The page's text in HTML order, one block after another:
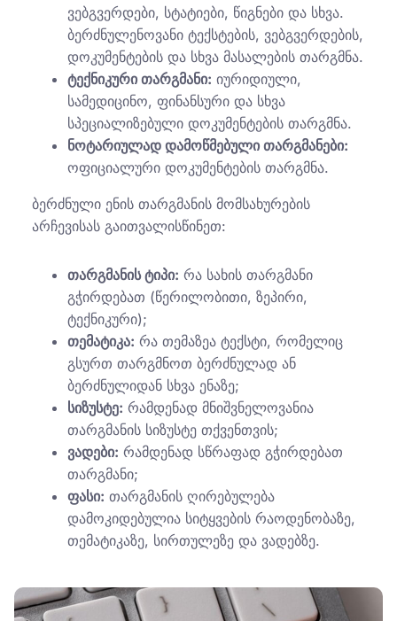
ვებგვერდები, სტატიები, წიგნები და სხვა.
ბერძნულენოვანი ტექსტების, ვებგვერდების,
დოკუმენტების და სხვა მასალების თარგმნა.
ტექნიკური თარგმანი: იურიდიული,
სამედიცინო, ფინანსური და სხვა
სპეციალიზებული დოკუმენტების თარგმნა.
ნოტარიულად დამოწმებული თარგმანები:
ოფიციალური დოკუმენტების თარგმნა.
ბერძნული ენის თარგმანის მომსახურების
არჩევისას გაითვალისწინეთ:
თარგმანის ტიპი: რა სახის თარგმანი
გჭირდებათ (წერილობითი, ზეპირი,
ტექნიკური);
თემატიკა: რა თემაზეა ტექსტი, რომელიც
გსურთ თარგმნოთ ბერძნულად ან
ბერძნულიდან სხვა ენაზე;
სიზუსტე: რამდენად მნიშვნელოვანია
თარგმანის სიზუსტე თქვენთვის;
ვადები: რამდენად სწრაფად გჭირდებათ
თარგმანი;
ფასი: თარგმანის ღირებულება
დამოკიდებულია სიტყვების რაოდენობაზე,
თემატიკაზე, სირთულეზე და ვადებზე.